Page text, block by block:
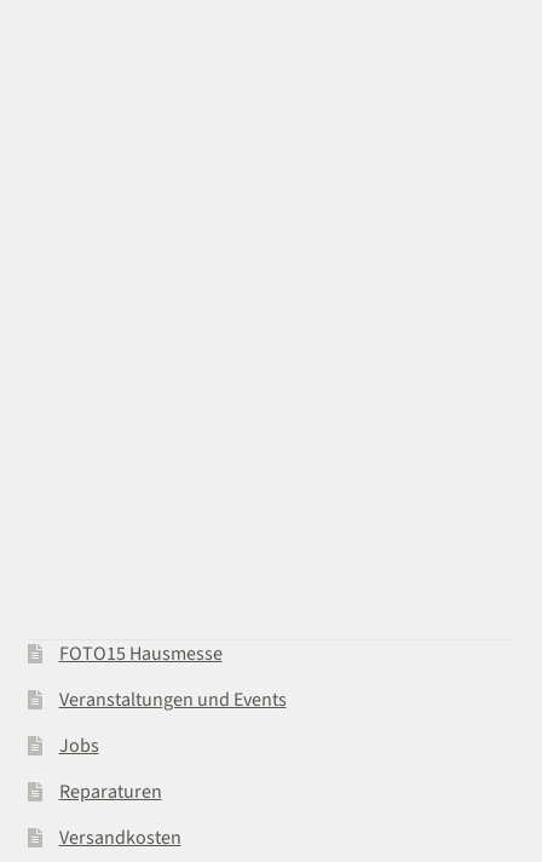
FOTO15 Hausmesse
Veranstaltungen und Events
Jobs
Reparaturen
Versandkosten